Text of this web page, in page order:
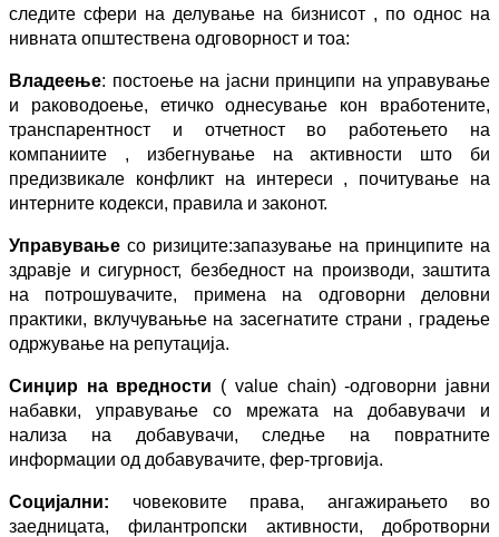
следите сфери на делување на бизнисот , по однос на
нивната општествена одговорност и тоа:
Владеење: постоење на јасни принципи на управување
и раководоење, етичкооднесување кон вработените,
транспарентност и отчетност во работењето на
компаниите , избегнување на активности што би
предизвикале конфликт на интереси , почитување на
интерните кодекси, правила и законот.
Управување со ризиците:запазување на принципите на
здравје и сигурност, безбедност на производи, заштита
на потрошувачите, примена на одговорни деловни
практики, вклучувањње на засегнатите страни , градење
одржување на репутација.
Синџир на вредности ( value chain)-одговорни јавни
набавки, управување со мрежата на добавувачи и
нализа на добавувачи, следње на повратните
информации од добавувачите, фер-трговија.
Социјални: човековите права, ангажирањето во
заедницата, филантропски активности, добротворни